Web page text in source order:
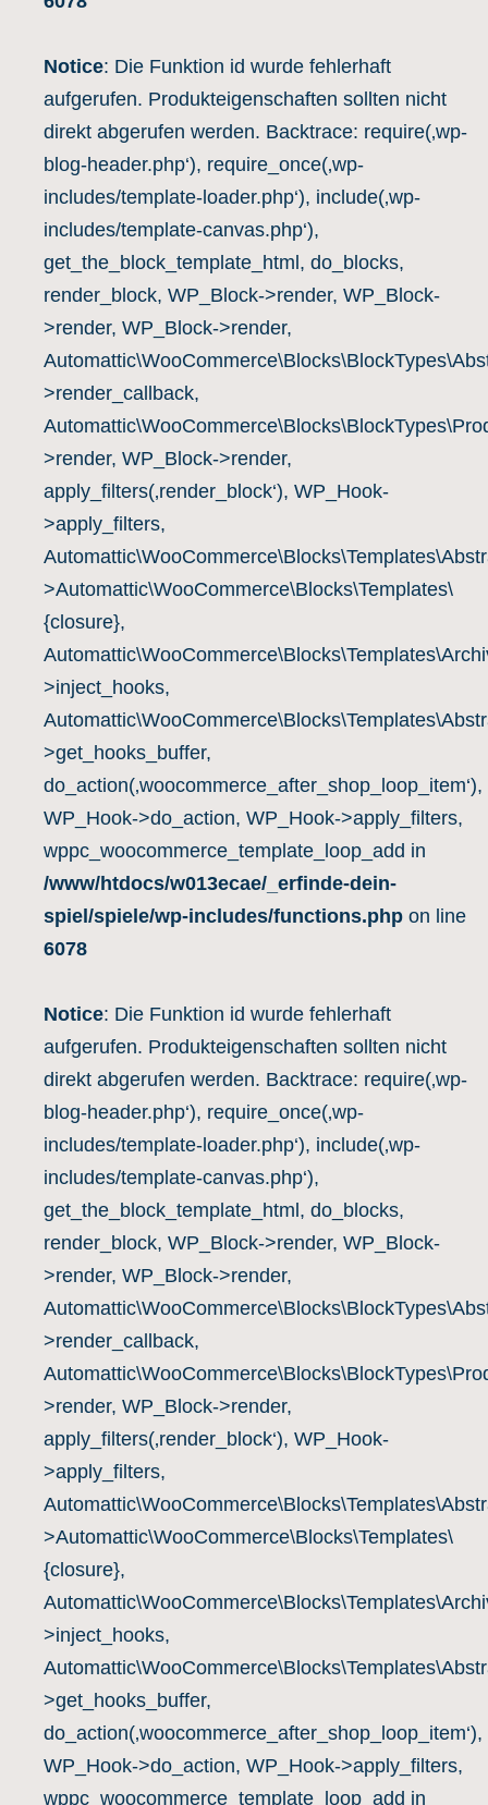
Notice: Die Funktion id wurde fehlerhaft
aufgerufen. Produkteigenschaften sollten nicht
direkt abgerufen werden. Backtrace: require(‚wp-
blog-header.php‘), require_once(‚wp-
includes/template-loader.php‘), include(‚wp-
includes/template-canvas.php‘),
get_the_block_template_html, do_blocks,
render_block, WP_Block->render, WP_Block-
>render, WP_Block->render,
>render_callback,
>render, WP_Block->render,
apply_filters(‚render_block‘), WP_Hook-
>apply_filters,
>Automattic\WooCommerce\Blocks\Templates\
{closure},
>inject_hooks,
>get_hooks_buffer,
do_action(‚woocommerce_after_shop_loop_item‘),
WP_Hook->do_action, WP_Hook->apply_filters,
wppc_woocommerce_template_loop_add in
/www/htdocs/w013ecae/_erfinde-dein-
spiel/spiele/wp-includes/functions.php on line
6078
Notice: Die Funktion id wurde fehlerhaft
aufgerufen. Produkteigenschaften sollten nicht
direkt abgerufen werden. Backtrace: require(‚wp-
blog-header.php‘), require_once(‚wp-
includes/template-loader.php‘), include(‚wp-
includes/template-canvas.php‘),
get_the_block_template_html, do_blocks,
render_block, WP_Block->render, WP_Block-
>render, WP_Block->render,
>render_callback,
>render, WP_Block->render,
apply_filters(‚render_block‘), WP_Hook-
>apply_filters,
>Automattic\WooCommerce\Blocks\Templates\
{closure},
>inject_hooks,
>get_hooks_buffer,
do_action(‚woocommerce_after_shop_loop_item‘),
WP_Hook->do_action, WP_Hook->apply_filters,
wppc_woocommerce_template_loop_add in